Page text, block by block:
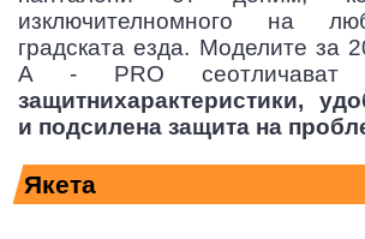
изключителномного на
градската езда. Моделите за
A - PRO
защитнихарактеристики,
и подсилена защита на
Якета